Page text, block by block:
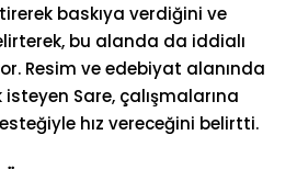
baskıya verdiğini ve
bu alanda da iddialı
Resim ve edebiyat alanında
Sare, çalışmalarına
hız vereceğini belirtti.